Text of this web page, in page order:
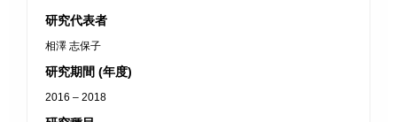
研究代表者
相澤 志保子
研究期間 (年度)
2016 – 2018